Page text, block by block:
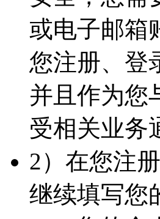
或电子邮箱
您注册、登
并且作为您
受相关业务
2）在您注
继续填写您